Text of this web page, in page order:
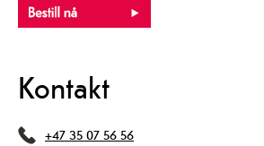
Kontakt
+47 35 07 56 56